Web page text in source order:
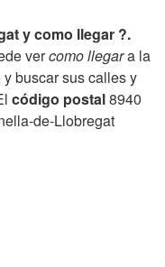
y como llegar ?.
vercomo llegara la
buscar sus calles y
código postal8940
de-Llobregat